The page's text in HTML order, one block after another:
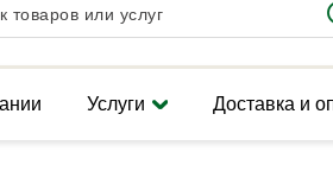
Услуги Доставка и